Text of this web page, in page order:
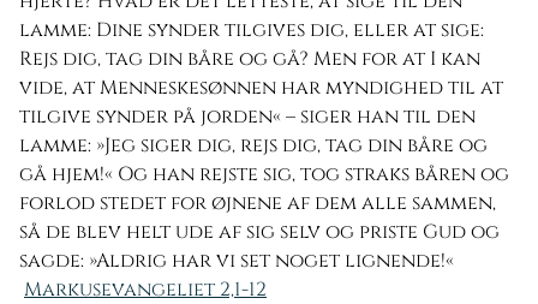
lamme: Dine synder tilgives dig, eller at sige:
Rejs dig, tag din båre og gå? Men for at I kan
vide, at Menneskesønnen har myndighed til at
tilgive synder på jorden« – siger han til den
lamme: »Jeg siger dig, rejs dig, tag din båre og
gå hjem!« Og han rejste sig, tog straks båren og
forlod stedet for øjnene af dem alle sammen,
så de blev helt ude af sig selv og priste Gud og
sagde: »Aldrig har vi set noget lignende!«
Markusevangeliet 2,1-12